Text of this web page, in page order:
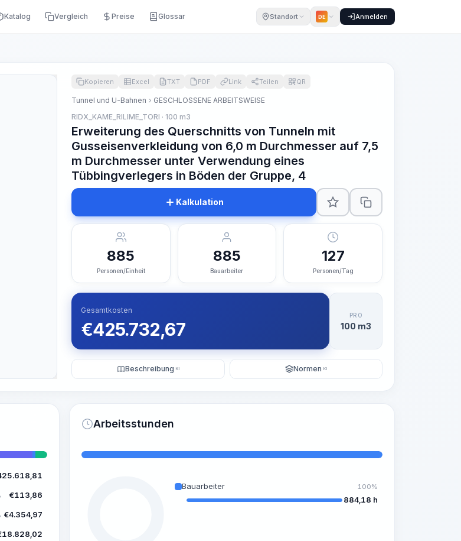
Katalog Vergleich Preise Glossar Standort DE Anmelden
Kopieren Excel TXT PDF Link Teilen QR
Tunnel und U-Bahnen
GESCHLOSSENE ARBEITSWEISE
RIDX_KAME_RILIME_TORI · 100 m3
Erweiterung des Querschnitts von Tunneln mit
Gusseisenverkleidung von 6,0 m Durchmesser auf 7,5
m Durchmesser unter Verwendung eines
Tübbingverlegers in Böden der Gruppe, 4
Kalkulation
885
Personen/Einheit
885
Bauarbeiter
127
Personen/Tag
Gesamtkosten
€425.732,67
PRO
100 m3
Beschreibung KI Normen KI
€113,86
€4.354,97
18.828,02
Arbeitsstunden
Bauarbeiter 100%
884,18 h